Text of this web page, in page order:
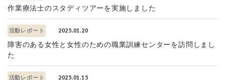
作業療法士のスタディツアーを実施しました
活動レポート 2025.01.20
障害のある女性と女性のための職業訓練センターを訪問しまし
た
活動レポート 2025.01.15